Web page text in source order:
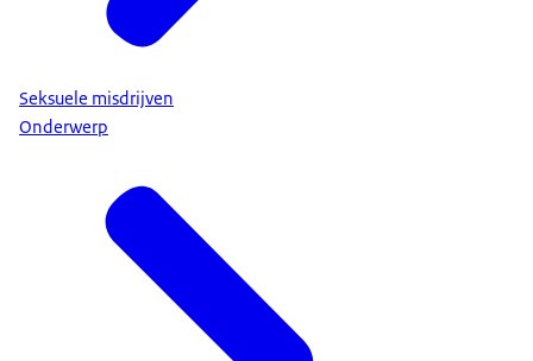
Seksuele misdrijven
Onderwerp